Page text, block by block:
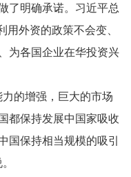
了明确承诺。习近平总
用外资的政策不会变、
为各国企业在华投资兴
的增强，巨大的市场
都保持发展中国家吸收
国保持相当规模的吸引